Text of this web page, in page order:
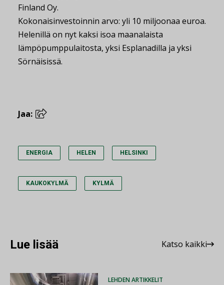
Finland Oy.
Kokonaisinvestoinnin arvo: yli 10 miljoonaa euroa.
Helenillä on nyt kaksi isoa maanalaista
lämpöpumppulaitosta, yksi Esplanadilla ja yksi
Sörnäisissä.
Jaa:
ENERGIA HELEN HELSINKI
KAUKOKYLMÄ KYLMÄ
Lue lisää Katso kaikki
LEHDEN ARTIKKELIT